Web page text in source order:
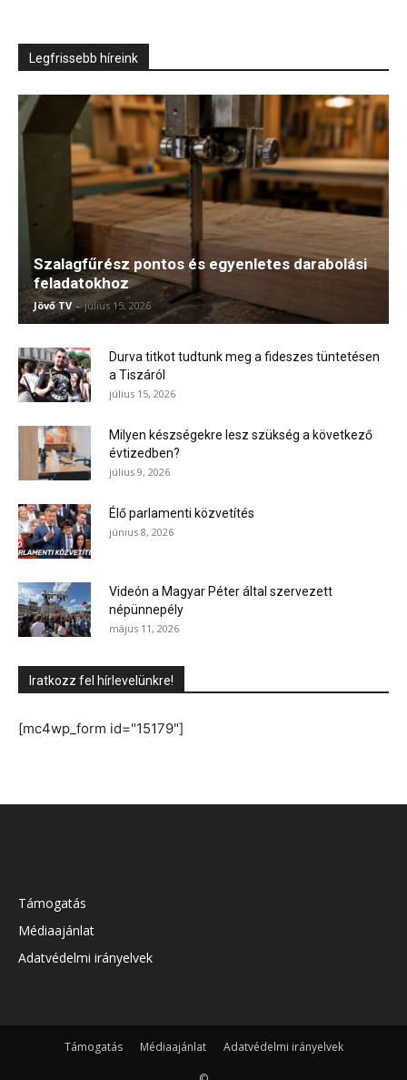
Legfrissebb híreink
Szalagfűrész pontos és egyenletes darabolási
feladatokhoz
Jövő TV - július 15, 2026
Durva titkot tudtunk meg a fideszes tüntetésen
a Tiszáról
július 15, 2026
Milyen készségekre lesz szükség a következő
évtizedben?
július 9, 2026
Élő parlamenti közvetítés
június 8, 2026
Videón a Magyar Péter által szervezett
népünnepély
május 11, 2026
Iratkozz fel hírlevelünkre!
[mc4wp_form id="15179"]
Támogatás
Médiaajánlat
Adatvédelmi irányelvek
Támogatás Médiaajánlat Adatvédelmi irányelvek